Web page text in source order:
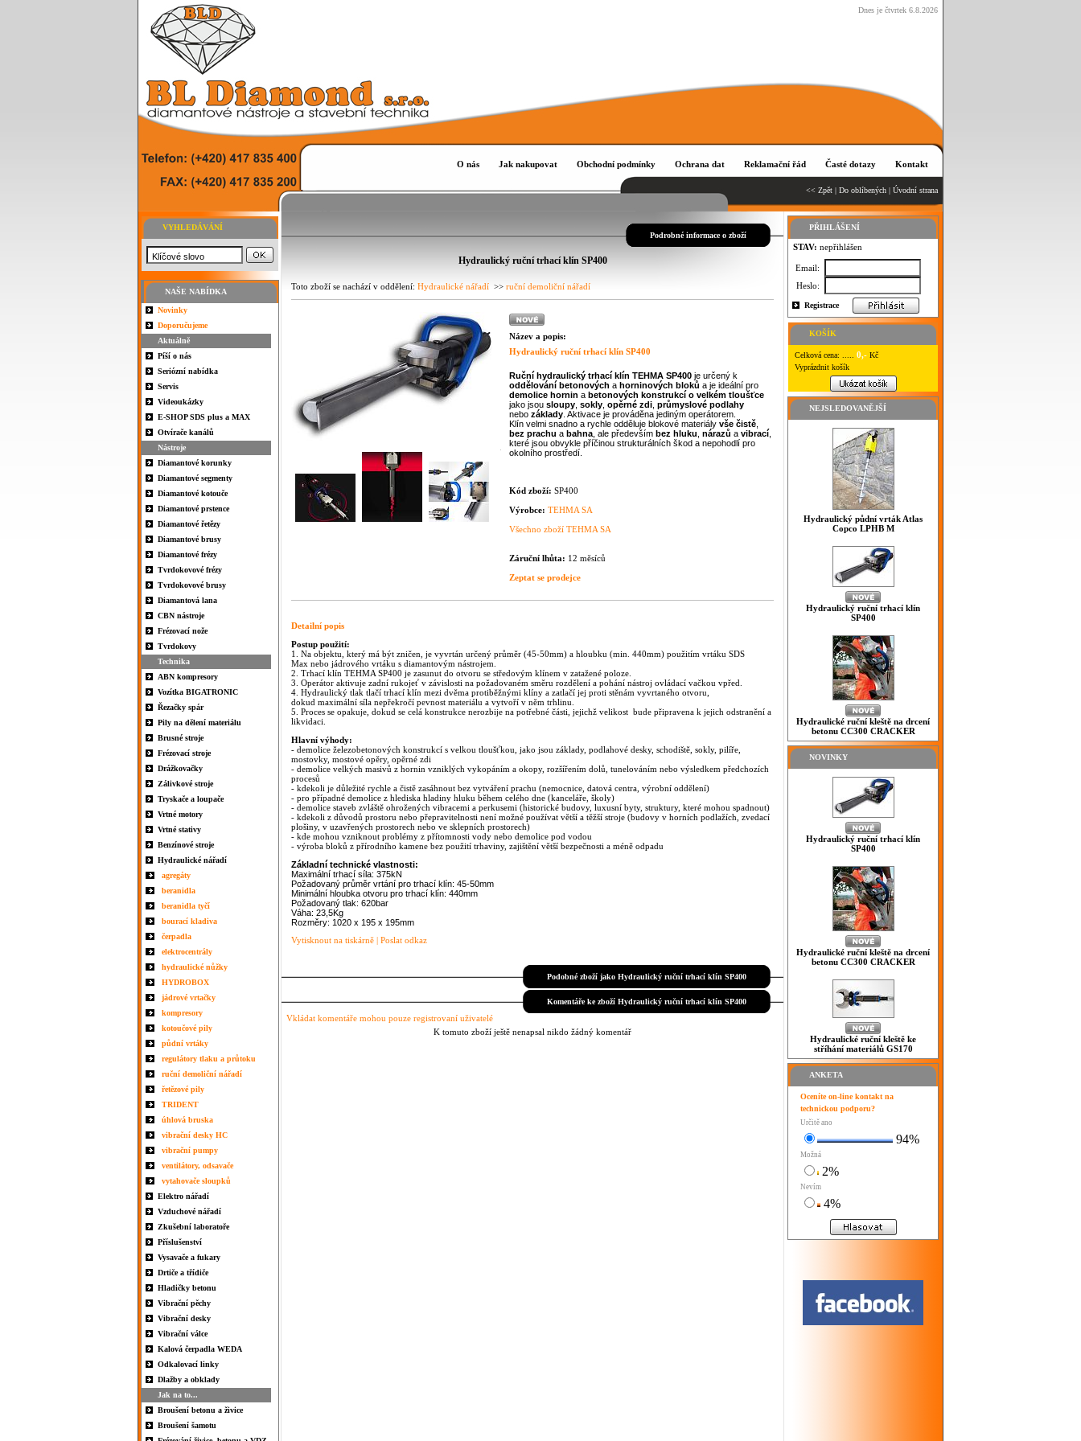
Dnes je čtvrtek 6.8.2026
O nás Jak nakupovat Obchodní podmínky Ochrana dat Reklamační řád Časté dotazy Kontakt
<< Zpět | Do oblíbených | Úvodní strana
VYHLEDÁVÁNÍ
NAŠE NABÍDKA
Novinky
Doporučujeme
Aktuálně
Píší o nás
Seriózní nabídka
Servis
Videoukázky
E-SHOP SDS plus a MAX
Otvírače kanálů
Nástroje
Diamantové korunky
Diamantové segmenty
Diamantové kotouče
Diamantové prstence
Diamantové řetězy
Diamantové brusy
Diamantové frézy
Tvrdokovové frézy
Tvrdokovové brusy
Diamantová lana
CBN nástroje
Frézovací nože
Tvrdokovy
Technika
ABN kompresory
Vozítka BIGATRONIC
Řezačky spár
Pily na dělení materiálu
Brusné stroje
Frézovací stroje
Drážkovačky
Zálivkové stroje
Tryskače a loupače
Vrtné motory
Vrtné stativy
Benzínové stroje
Hydraulické nářadí
agregáty
beranidla
beranidla tyčí
bourací kladiva
čerpadla
elektrocentrály
hydraulické nůžky
HYDROBOX
jádrové vrtačky
kompresory
kotoučové pily
půdní vrtáky
regulátory tlaku a průtoku
ruční demoliční nářadí
řetězové pily
TRIDENT
úhlová bruska
vibrační desky HC
vibrační pumpy
ventilátory, odsavače
vytahovače sloupků
Elektro nářadí
Vzduchové nářadí
Zkušební laboratoře
Příslušenství
Vysavače a fukary
Drtiče a třídiče
Hladičky betonu
Vibrační pěchy
Vibrační desky
Vibrační válce
Kalová čerpadla WEDA
Odkalovací linky
Dlažby a obklady
Jak na to...
Broušení betonu a živice
Broušení šamotu
Podrobné informace o zboží
Hydraulický ruční trhací klín SP400
Toto zboží se nachází v oddělení: Hydraulické nářadí >> ruční demoliční nářadí
Název a popis:
Hydraulický ruční trhací klín SP400
Ruční hydraulický trhací klín TEHMA SP400 je určený k
oddělování betonových a horninových bloků a je ideální pro
demolice hornin a betonových konstrukcí o velkém tloušťce
jako jsou sloupy sokly opěrné zdi průmyslové podlahy
nebo základy Aktivace je prováděna jediným operátorem.
Klín velmi snadno a rychle odděluje blokové materiály vše čistě
bez prachu a bahna , ale především bez hluku nárazů a vibrací
které jsou obvykle příčinou strukturálních škod a nepohodlí pro
okolního prostředí.
Kód zboží: SP400
Výrobce: TEHMA SA
Všechno zboží TEHMA SA
Záruční lhůta: 12 měsíců
Zeptat se prodejce
Detailní popis
Postup použití:
1. Na objektu, který má být zničen, je vyvrtán určený průměr (45-50mm) a hloubku (min. 440mm) použitím vrtáku SDS
Max nebo jádrového vrtáku s diamantovým nástrojem.
2. Trhací klín TEHMA SP400 je zasunut do otvoru se středovým klínem v zatažené poloze.
3. Operátor aktivuje zadní rukojeť v závislosti na požadovaném směru rozdělení a pohání nástroj ovládací vačkou vpřed.
4. Hydraulický tlak tlačí trhací klín mezi dvěma protiběžnými klíny a zatlačí jej proti stěnám vyvrtaného otvoru,
dokud maximální síla nepřekročí pevnost materiálu a vytvoří v něm trhlinu.
5. Proces se opakuje, dokud se celá konstrukce nerozbije na potřebné části, jejichž velikost bude připravena k jejich odstranění a
likvidaci.
Hlavní výhody:
- demolice železobetonových konstrukcí s velkou tloušťkou, jako jsou základy, podlahové desky, schodiště, sokly, pilíře,
mostovky, mostové opěry, opěrné zdi
- demolice velkých masivů z hornin vzniklých vykopáním a okopy, rozšířením dolů, tunelováním nebo výsledkem předchozích
procesů
- kdekoli je důležité rychle a čistě zasáhnout bez vytváření prachu (nemocnice, datová centra, výrobní oddělení)
- pro případné demolice z hlediska hladiny hluku během celého dne (kanceláře, školy)
- demolice staveb zvláště ohrožených vibracemi a perkusemi (historické budovy, luxusní byty, struktury, které mohou spadnout)
- kdekoli z důvodů prostoru nebo přepravitelnosti není možné používat větší a těžší stroje (budovy v horních podlažích, zvedací
plošiny, v uzavřených prostorech nebo ve sklepních prostorech)
- kde mohou vzniknout problémy z přítomnosti vody nebo demolice pod vodou
- výroba bloků z přírodního kamene bez použití trhaviny, zajištění větší bezpečnosti a méně odpadu
Základní technické vlastnosti:
Maximální trhací síla: 375kN
Požadovaný průměr vrtání pro trhací klín: 45-50mm
Minimální hloubka otvoru pro trhací klín: 440mm
Požadovaný tlak: 620bar
Váha: 23,5Kg
Rozměry: 1020 x 195 x 195mm
Vytisknout na tiskárně | Poslat odkaz
Podobné zboží jako Hydraulický ruční trhací klín SP400
Komentáře ke zboží Hydraulický ruční trhací klín SP400
Vkládat komentáře mohou pouze registrovaní uživatelé
K tomuto zboží ještě nenapsal nikdo žádný komentář
PŘIHLÁŠENÍ
STAV: nepřihlášen
Email:
Heslo:
Registrace
KOŠÍK
Celková cena: ..... 0,- Kč
Vyprázdnit košík
NEJSLEDOVANĚJŠÍ
Hydraulický půdní vrták Atlas
Copco LPHB M
Hydraulický ruční trhací klín
SP400
Hydraulické ruční kleště na drcení
betonu CC300 CRACKER
NOVINKY
Hydraulický ruční trhací klín
SP400
Hydraulické ruční kleště na drcení
betonu CC300 CRACKER
Hydraulické ruční kleště ke
stříhání materiálů GS170
ANKETA
Oceníte on-line kontakt na
technickou podporu?
Určitě ano
94%
Možná
2%
Nevím
4%